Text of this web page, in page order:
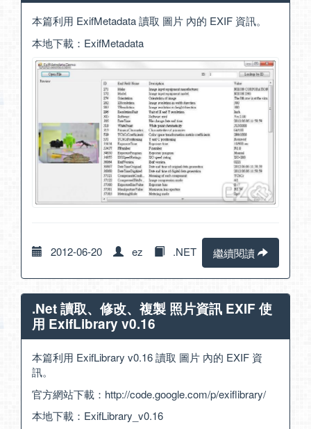
本篇利用 ExifMetadata 讀取 圖片 內的 EXIF 資訊。
本地下載： ExifMetadata
2012-06-20 ez .NET 繼續閱讀
.Net 讀取、修改、複製 照片資訊 EXIF 使
用 ExifLibrary v0.16
本篇利用 ExifLibrary v0.16 讀取 圖片 內的 EXIF 資
訊。
官方網站下載： http://code.google.com/p/exiflibrary/
本地下載： ExifLibrary_v0.16